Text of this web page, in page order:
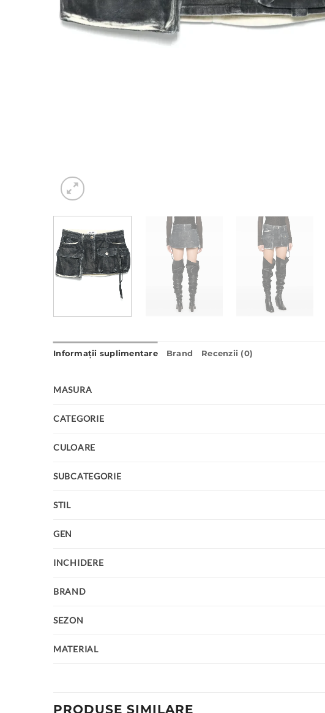
Informații suplimentare Brand Recenzii (0)
MASURA
CATEGORIE
CULOARE
SUBCATEGORIE
STIL
GEN
INCHIDERE
BRAND
SEZON
MATERIAL
PRODUSE SIMILARE